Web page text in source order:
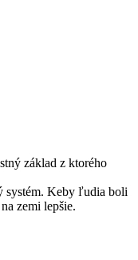
základ z ktorého
systém. Keby ľudia boli
zemi lepšie.